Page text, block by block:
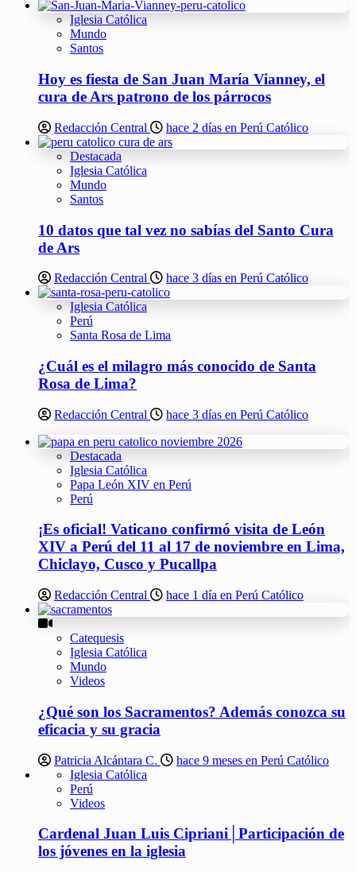
Iglesia Católica
Mundo
Santos
Hoy es fiesta de San Juan María Vianney, el
cura de Ars patrono de los párrocos
Redacción Central hace 2 días en Perú Católico
Destacada
Iglesia Católica
Mundo
Santos
10 datos que tal vez no sabías del Santo Cura
de Ars
Redacción Central hace 3 días en Perú Católico
Iglesia Católica
Perú
Santa Rosa de Lima
¿Cuál es el milagro más conocido de Santa
Rosa de Lima?
Redacción Central hace 3 días en Perú Católico
Destacada
Iglesia Católica
Papa León XIV en Perú
Perú
¡Es oficial! Vaticano confirmó visita de León
XIV a Perú del 11 al 17 de noviembre en Lima,
Chiclayo, Cusco y Pucallpa
Redacción Central hace 1 día en Perú Católico
Catequesis
Iglesia Católica
Mundo
Videos
¿Qué son los Sacramentos? Además conozca su
eficacia y su gracia
Patricia Alcántara C.
hace 9 meses en Perú Católico
Iglesia Católica
Perú
Videos
Cardenal Juan Luis Cipriani│Participación de
los jóvenes en la iglesia